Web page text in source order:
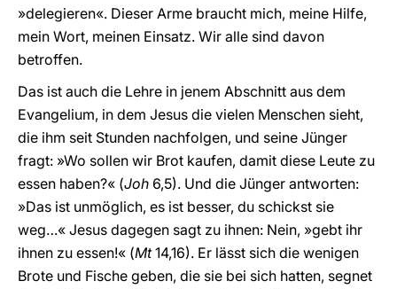
»delegieren«. Dieser Arme braucht mich, meine Hilfe,
mein Wort, meinen Einsatz. Wir alle sind davon
betroffen.
Das ist auch die Lehre in jenem Abschnitt aus dem
Evangelium, in dem Jesus die vielen Menschen sieht,
die ihm seit Stunden nachfolgen, und seine Jünger
fragt: »Wo sollen wir Brot kaufen, damit diese Leute zu
essen haben?« (Joh 6,5). Und die Jünger antworten:
»Das ist unmöglich, es ist besser, du schickst sie
weg…« Jesus dagegen sagt zu ihnen: Nein, »gebt ihr
ihnen zu essen!« (Mt14,16). Er lässt sich die wenigen
Brote und Fische geben, die sie bei sich hatten, segnet